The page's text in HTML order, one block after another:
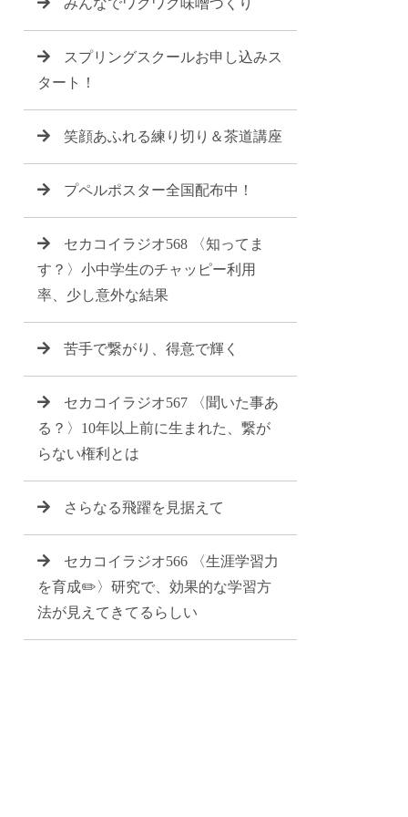
みんなでワクワク味噌づくり
スプリングスクールお申し込みス
タート！
笑顔あふれる練り切り＆茶道講座
プペルポスター全国配布中！
セカコイラジオ568 〈知ってま
す？〉小中学生のチャッピー利用
率、少し意外な結果
苦手で繋がり、得意で輝く
セカコイラジオ567 〈聞いた事あ
る？〉10年以上前に生まれた、繋が
らない権利とは
さらなる飛躍を見据えて
セカコイラジオ566 〈生涯学習力
を育成✏️〉研究で、効果的な学習方
法が見えてきてるらしい